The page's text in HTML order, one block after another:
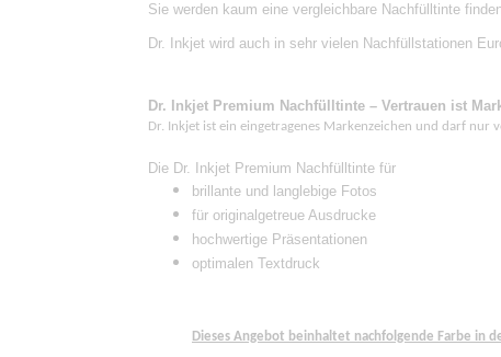
Sie werden kaum eine vergleichbare Nachfülltinte
Dr. Inkjet wird auch in sehr vielen Nachfüllstationen
Dr. Inkjet Premium Nachfülltinte – Vertrauen ist
Dr. Inkjet ist ein eingetragenes Markenzeichen und darf
Die Dr. Inkjet Premium Nachfülltinte für
brillante und langlebige Fotos
für originalgetreue Ausdrucke
hochwertige Präsentationen
optimalen Textdruck
Dieses Angebot beinhaltet nachfolgende Farbe in